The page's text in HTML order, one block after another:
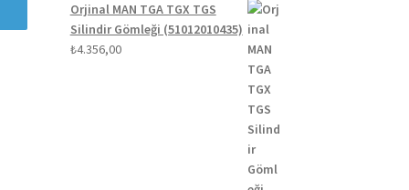
Orjinal MAN TGA TGX TGS
Silindir Gömleği (51012010435)
₺4.356,00